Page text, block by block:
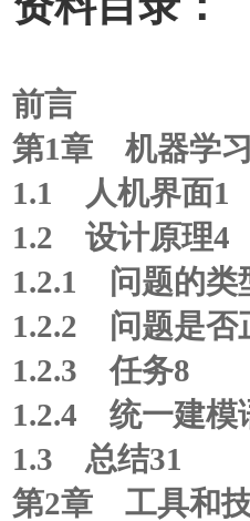
前言
第1章 机器学
1.1 人机界面1
1.2 设计原理4
1.2.1 问题的类
1.2.2 问题是否
1.2.3 任务8
1.2.4 统一建模
1.3 总结31
第2章 工具和